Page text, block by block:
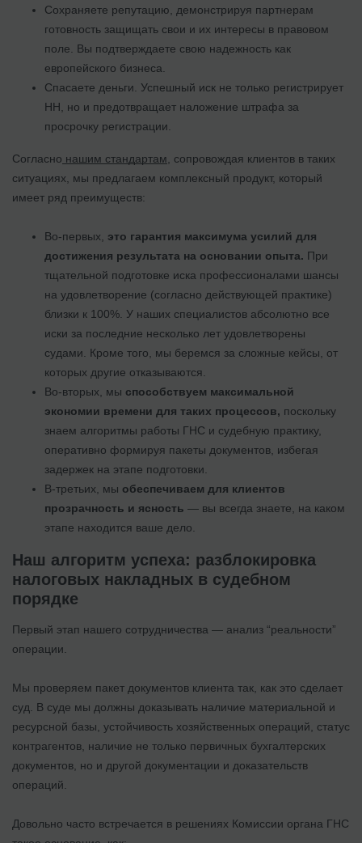
Сохраняете репутацию, демонстрируя партнерам
готовность защищать свои и их интересы в правовом
поле. Вы подтверждаете свою надежность как
европейского бизнеса.
Спасаете деньги. Успешный иск не только регистрирует
НН, но и предотвращает наложение штрафа за
просрочку регистрации.
Согласно нашим стандартам , сопровождая клиентов в таких
ситуациях, мы предлагаем комплексный продукт, который
имеет ряд преимуществ:
Во-первых, это гарантия максимума усилий для
достижения результата на основании опыта. При
тщательной подготовке иска профессионалами шансы
на удовлетворение (согласно действующей практике)
близки к 100%. У наших специалистов абсолютно все
иски за последние несколько лет удовлетворены
судами. Кроме того, мы беремся за сложные кейсы, от
которых другие отказываются.
Во-вторых, мы способствуем максимальной
экономии времени для таких процессов, поскольку
знаем алгоритмы работы ГНС и судебную практику,
оперативно формируя пакеты документов, избегая
задержек на этапе подготовки.
В-третьих, мы обеспечиваем для клиентов
прозрачность и ясность — вы всегда знаете, на каком
этапе находится ваше дело.
Наш алгоритм успеха: разблокировка
налоговых накладных в судебном
порядке
Первый этап нашего сотрудничества — анализ “реальности”
операции.
Мы проверяем пакет документов клиента так, как это сделает
суд. В суде мы должны доказывать наличие материальной и
ресурсной базы, устойчивость хозяйственных операций, статус
контрагентов, наличие не только первичных бухгалтерских
документов, но и другой документации и доказательств
операций.
Довольно часто встречается в решениях Комиссии органа ГНС